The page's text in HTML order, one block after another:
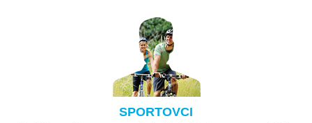
SPORTOVCI